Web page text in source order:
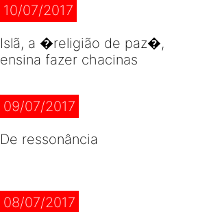
10/07/2017
Islã, a �religião de paz�,
ensina fazer chacinas
09/07/2017
De ressonância
08/07/2017